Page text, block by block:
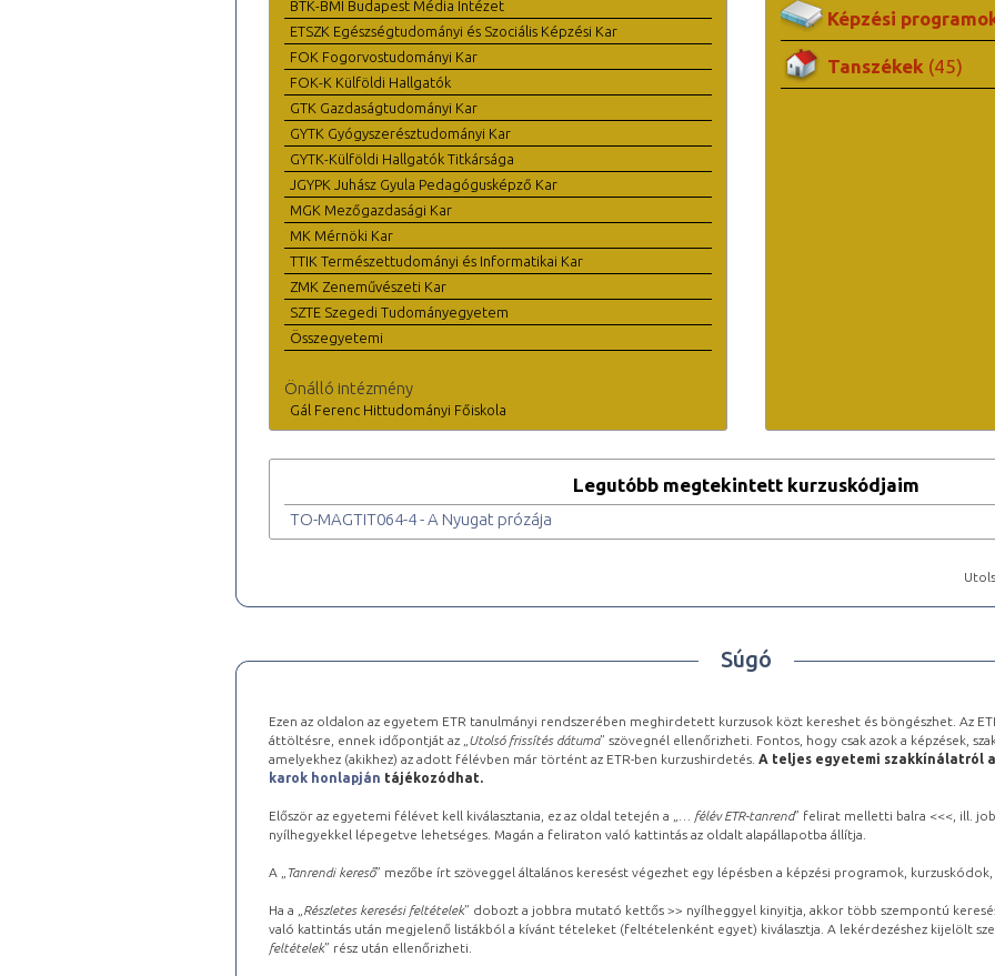
BTK-BMI Budapest Média Intézet
ETSZK Egészségtudományi és Szociális Képzési Kar
FOK Fogorvostudományi Kar
FOK-K Külföldi Hallgatók
GTK Gazdaságtudományi Kar
GYTK Gyógyszerésztudományi Kar
GYTK-Külföldi Hallgatók Titkársága
JGYPK Juhász Gyula Pedagógusképző Kar
MGK Mezőgazdasági Kar
MK Mérnöki Kar
TTIK Természettudományi és Informatikai Kar
ZMK Zeneművészeti Kar
SZTE Szegedi Tudományegyetem
Összegyetemi
Önálló intézmény
Gál Ferenc Hittudományi Főiskola
Képzési
Tanszékek (45)
Legutóbb megtekintett kurzuskódjaim
TO-MAGTIT064-4 - A Nyugat prózája
Súgó
Ezen az oldalon az egyetem ETR tanulmányi rendszerében meghirdetett kurzusok közt kereshet és böngészhet. Az
áttöltésre, ennek időpontját az „ Utolsó frissítés dátuma” szövegnél ellenőrizheti. Fontos, hogy csak azok a képzések,
amelyekhez (akikhez) az adott félévben már történt az ETR-ben kurzushirdetés. A teljes egyetemi szakkínálatról a
karok honlapján tájékozódhat.
Először az egyetemi félévet kell kiválasztania, ez az oldal tetején a „ … félév ETR-tanrend” felirat melletti balra <<<, ill.
nyílhegyekkel lépegetve lehetséges. Magán a feliraton való kattintás az oldalt alapállapotba állítja.
A „ Tanrendi kereső” mezőbe írt szöveggel általános keresést végezhet egy lépésben a képzési programok,
Ha a „ Részletes keresési feltételek” dobozt a jobbra mutató kettős >> nyílheggyel kinyitja, akkor több szempontú
való kattintás után megjelenő listákból a kívánt tételeket (feltételenként egyet) kiválasztja. A lekérdezéshez kijelölt
feltételek” rész után ellenőrizheti.